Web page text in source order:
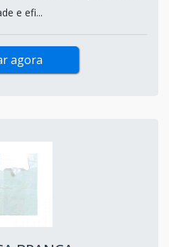
e efi...
agora